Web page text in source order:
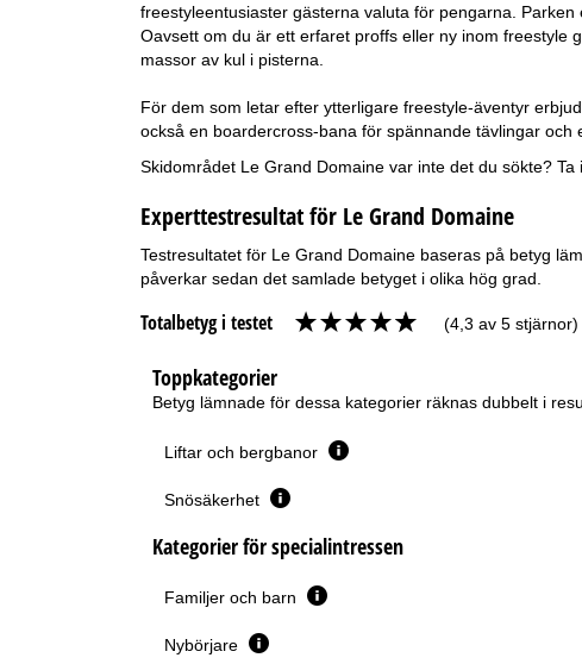
freestyleentusiaster gästerna valuta för pengarna.
Oavsett om du är ett erfaret proffs eller ny inom freestyle
massor av kul i pisterna.
För dem som letar efter ytterligare freestyle-äventyr
också en boardercross-bana för spännande tävlingar
Skidområdet Le Grand Domaine var inte det du sökte? Ta
Experttestresultat för Le Grand Domaine
Testresultatet för Le Grand Domaine baseras på betyg
påverkar sedan det samlade betyget i olika hög grad.
Totalbetyg i testet (4,3 av 5 stjärnor)
Toppkategorier
Betyg lämnade för dessa kategorier räknas dubbelt i
Liftar och bergbanor
Snösäkerhet
Kategorier för specialintressen
Familjer och barn
Nybörjare